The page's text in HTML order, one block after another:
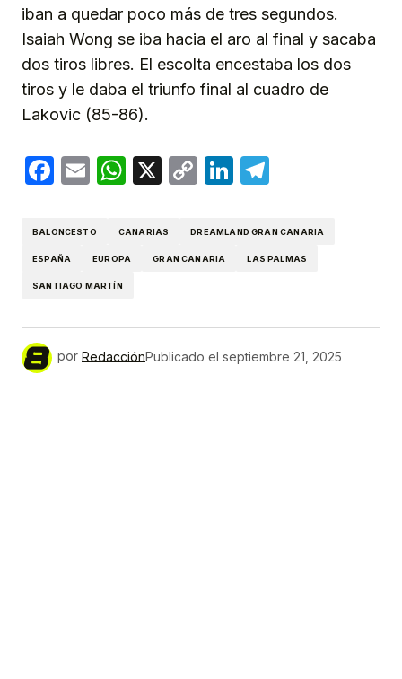
iban a quedar poco más de tres segundos.
Isaiah Wong se iba hacia el aro al final y sacaba
dos tiros libres. El escolta encestaba los dos
tiros y le daba el triunfo final al cuadro de
Lakovic (85-86).
Facebook
EmailWhatsApp
X
CopyLinkedIn
BALONCESTO CANARIAS DREAMLAND GRAN CANARIA
ESPAÑA EUROPA GRAN CANARIA LAS PALMAS
SANTIAGO MARTÍN
por RedacciónPublicado el septiembre 21, 2025